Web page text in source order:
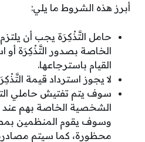
أبرز هذه الشروط ما يلي:
حامل التَّذْكِرَة يجب أن
الخاصة بصدور التَّذْكِرَة أو
القيام باسترجاعها.
لا يجوز استرداد قيمة
سوف يتم تفتيش حاملي
الشخصية الخاصة بهم عند
وسوف يقوم المنظمين
محظورة، كما سيتم